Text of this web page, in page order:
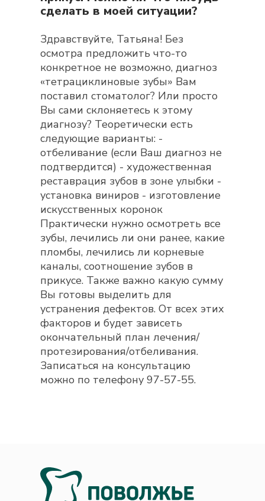
сделать в моей ситуации?
Здравствуйте, Татьяна! Без
осмотра предложить что-то
конкретное не возможно, диагноз
«тетрациклиновые зубы» Вам
поставил стоматолог? Или просто
Вы сами склоняетесь к этому
диагнозу? Теоретически есть
следующие варианты: -
отбеливание (если Ваш диагноз не
подтвердится) - художественная
реставрация зубов в зоне улыбки -
установка виниров - изготовление
искусственных коронок
Практически нужно осмотреть все
зубы, лечились ли они ранее, какие
пломбы, лечились ли корневые
каналы, соотношение зубов в
прикусе. Также важно какую сумму
Вы готовы выделить для
устранения дефектов. От всех этих
факторов и будет зависеть
окончательный план лечения/
протезирования/отбеливания.
Записаться на консультацию
можно по телефону 97-57-55.